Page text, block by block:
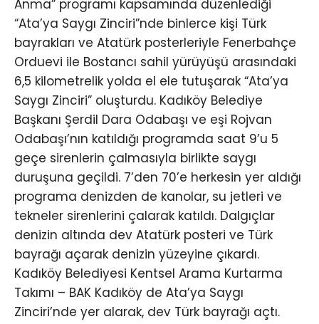
Anma” programı kapsamında düzenlediği
“Ata’ya Saygı Zinciri”nde binlerce kişi Türk
bayrakları ve Atatürk posterleriyle Fenerbahçe
Orduevi ile Bostancı sahil yürüyüşü arasındaki
6,5 kilometrelik yolda el ele tutuşarak “Ata’ya
Saygı Zinciri” oluşturdu. Kadıköy Belediye
Başkanı Şerdil Dara Odabaşı ve eşi Rojvan
Odabaşı’nın katıldığı programda saat 9’u 5
geçe sirenlerin çalmasıyla birlikte saygı
duruşuna geçildi. 7’den 70’e herkesin yer aldığı
programa denizden de kanolar, su jetleri ve
tekneler sirenlerini çalarak katıldı. Dalgıçlar
denizin altında dev Atatürk posteri ve Türk
bayrağı açarak denizin yüzeyine çıkardı.
Kadıköy Belediyesi Kentsel Arama Kurtarma
Takımı – BAK Kadıköy de Ata’ya Saygı
Zinciri’nde yer alarak, dev Türk bayrağı açtı.